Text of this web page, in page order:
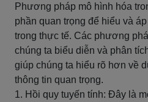
Phương pháp mô hình hóa
phần quan trọng để hiểu và
trong thực tế. Các phương
chúng ta biểu diễn và phân
giúp chúng ta hiểu rõ hơn về
thông tin quan trọng.
1. Hồi quy tuyến tính: Đây là